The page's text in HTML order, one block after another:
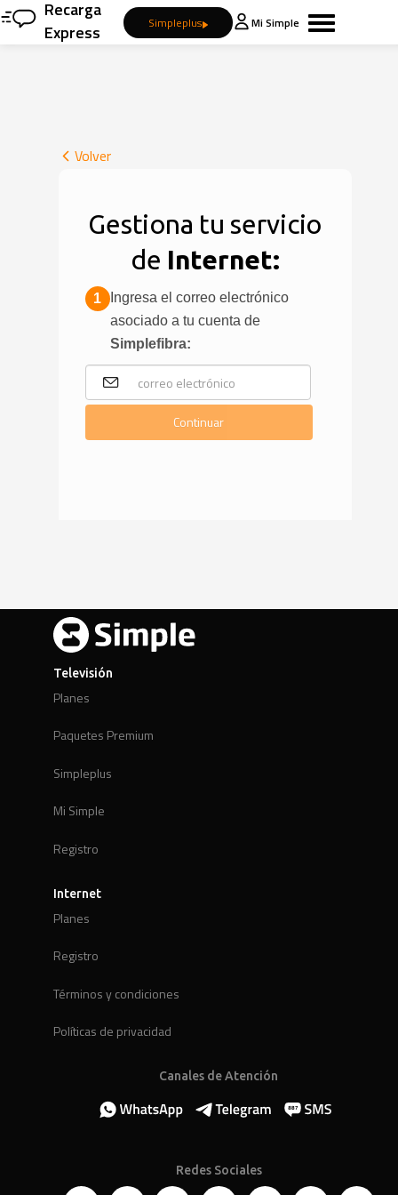
Recarga
Express
Simpleplus Mi Simple
Volver
Gestiona tu servicio
de Internet:
1 Ingresa el correo electrónico
asociado a tu cuenta de
Simplefibra:
Continuar
Televisión
Planes
Paquetes Premium
Simpleplus
Mi Simple
Registro
Internet
Planes
Registro
Términos y condiciones
Políticas de privacidad
Canales de Atención
Redes Sociales